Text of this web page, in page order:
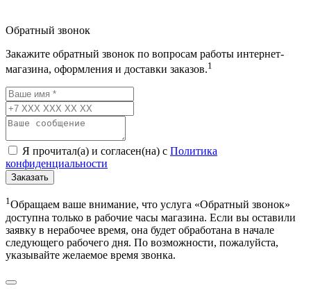
Обратный звонок
Закажите обратный звонок по вопросам работы интернет-
магазина, оформления и доставки заказов.1
Я прочитал(а) и согласен(на) с Политика
конфиденциальности
Заказать
1Обращаем ваше внимание, что услуга «Обратный звонок»
доступна только в рабочие часы магазина. Если вы оставили
заявку в нерабочее время, она будет обработана в начале
следующего рабочего дня. По возможности, пожалуйста,
указывайте желаемое время звонка.